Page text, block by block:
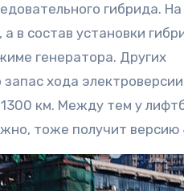
гибрида.
в состав установки
генератора. Других
хода электроверсии
1300 км. Между тем у
тоже получит версию